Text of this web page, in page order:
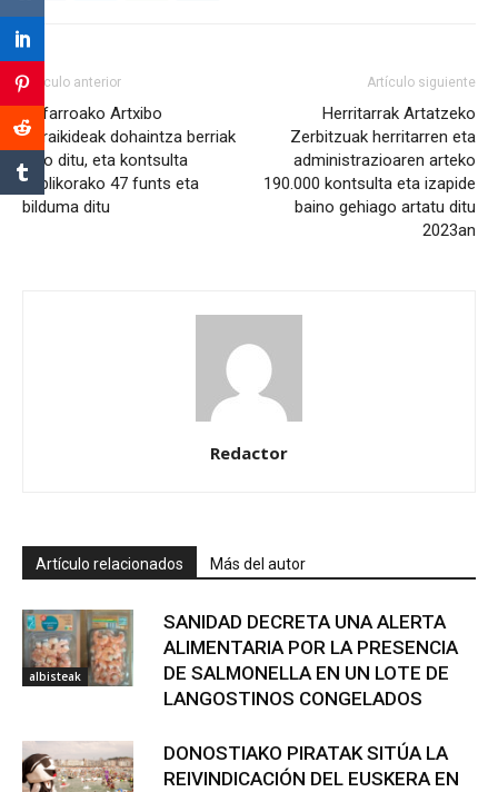
Artículo anterior
Nafarroako Artxibo
Garaikideak dohaintza berriak
jaso ditu, eta kontsulta
publikorako 47 funts eta
bilduma ditu
Artículo siguiente
Herritarrak Artatzeko
Zerbitzuak herritarren eta
administrazioaren arteko
190.000 kontsulta eta izapide
baino gehiago artatu ditu
2023an
Redactor
Artículo relacionados Más del autor
albisteak
SANIDAD DECRETA UNA ALERTA
ALIMENTARIA POR LA PRESENCIA
DE SALMONELLA EN UN LOTE DE
LANGOSTINOS CONGELADOS
DONOSTIAKO PIRATAK SITÚA LA
REIVINDICACIÓN DEL EUSKERA EN